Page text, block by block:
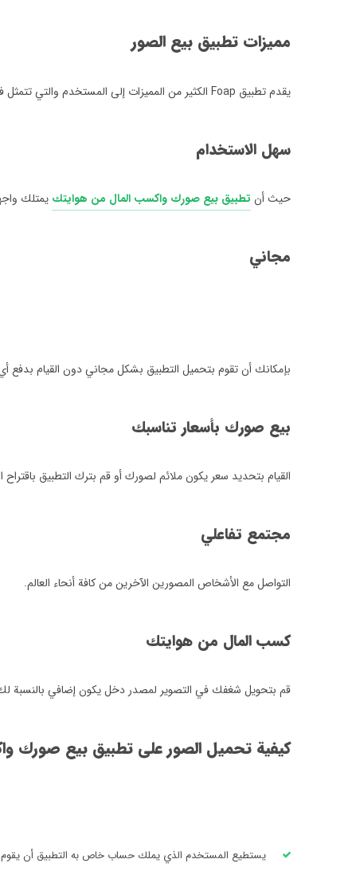
مميزات تطبيق بيع الصور
يقدم تطبيق Foap الكثير من المميزات إلى المستخدم والتي تتمثل في النقاط التالية:-
سهل الاستخدام
حيث أن تطبيق بيع صورك واكسب المال من هوايتك يمتلك
مجاني
بإمكانك أن تقوم بتحميل التطبيق بشكل مجاني دون القيام بدفع
بيع صورك بأسعار تناسبك
القيام بتحديد سعر يكون ملائم لصورك أو قم بترك التطبيق باقتراح
مجتمع تفاعلي
التواصل مع الأشخاص المصورين الآخرين من كافة أنحاء العالم.
كسب المال من هوايتك
قم بتحويل شغفك في التصوير لمصدر دخل يكون إضافي بالنسبة
كيفية تحميل الصور على تطبيق بيع صورك
يستطيع المستخدم الذي يملك حساب خاص به التطبيق أن